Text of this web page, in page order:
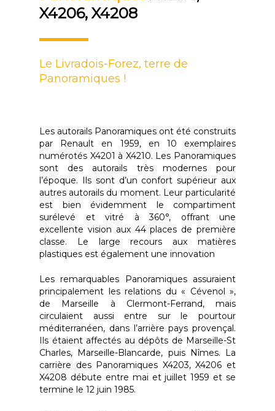
X4206, X4208
Le Livradois-Forez, terre de
Panoramiques !
Les autorails Panoramiques ont été construits
par Renault en 1959, en 10 exemplaires
numérotés X4201 à X4210. Les Panoramiques
sont des autorails très modernes pour
l’époque. Ils sont d’un confort supérieur aux
autres autorails du moment. Leur particularité
est bien évidemment le compartiment
surélevé et vitré à 360°, offrant une
excellente vision aux 44 places de première
classe. Le large recours aux matières
plastiques est également une innovation
Les remarquables Panoramiques assuraient
principalement les relations du « Cévenol »,
de Marseille à Clermont-Ferrand, mais
circulaient aussi entre sur le pourtour
méditerranéen, dans l’arrière pays provençal.
Ils étaient affectés au dépôts de Marseille-St
Charles, Marseille-Blancarde, puis Nîmes. La
carrière des Panoramiques X4203, X4206 et
X4208 débute entre mai et juillet 1959 et se
termine le 12 juin 1985.